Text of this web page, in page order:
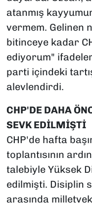
atanmış
vermem. Gelinen
bitinceye kadar
ediyorum"
parti içindeki
alevlendirdi.
CHP'DE DAHA
SEVK EDİLMİŞTİ
CHP'de hafta
toplantısının
talebiyle Yüksek
edilmişti. Disiplin
arasında